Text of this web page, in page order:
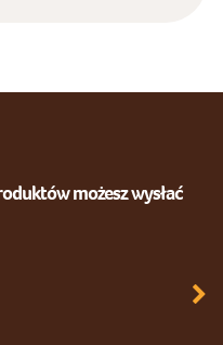
możesz wysłać